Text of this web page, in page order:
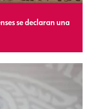
se declaran una